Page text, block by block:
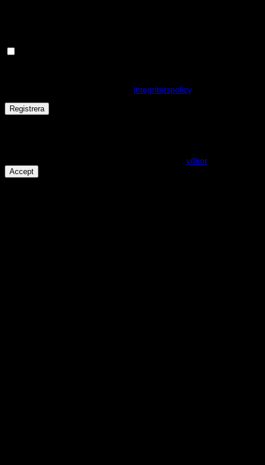
integritetspolicy.
Registrera
villkor.
Accept